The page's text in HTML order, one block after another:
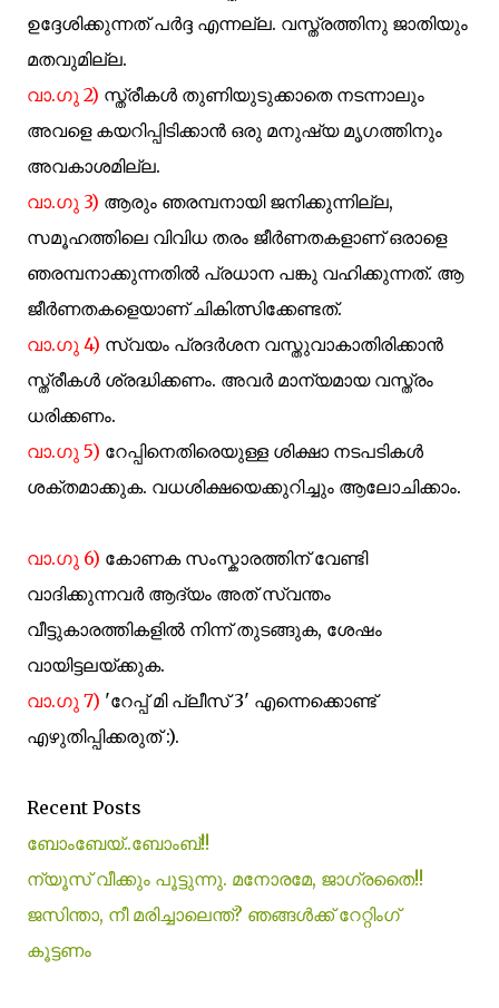
ഉദ്ദേശിക്കുന്നത് പര്‍ദ്ദ എന്നല്ല. വസ്ത്രത്തിനു ജാതിയും
മതവുമില്ല.
വാ.ഗു 2) സ്ത്രീകള്‍ തുണിയുടുക്കാതെ നടന്നാലും
അവളെ കയറിപ്പിടിക്കാന്‍ ഒരു മനുഷ്യ മൃഗത്തിനും
അവകാശമില്ല.
വാ.ഗു 3) ആരും ഞരമ്പനായി ജനിക്കുന്നില്ല,
സമൂഹത്തിലെ വിവിധ തരം ജീര്‍ണതകളാണ് ഒരാളെ
ഞരമ്പനാക്കുന്നതില്‍ പ്രധാന പങ്കു വഹിക്കുന്നത്. ആ
ജീര്‍ണതകളെയാണ് ചികിത്സിക്കേണ്ടത്.
വാ.ഗു 4) സ്വയം പ്രദര്‍ശന വസ്തുവാകാതിരിക്കാന്‍
സ്ത്രീകള്‍ ശ്രദ്ധിക്കണം. അവര്‍ മാന്യമായ വസ്ത്രം
ധരിക്കണം.
വാ.ഗു 5) റേപ്പിനെതിരെയുള്ള ശിക്ഷാ നടപടികള്‍
ശക്തമാക്കുക. വധശിക്ഷയെക്കുറിച്ചും ആലോചിക്കാം.
വാ.ഗു 6) കോണക സംസ്കാരത്തിന് വേണ്ടി
വാദിക്കുന്നവര്‍ ആദ്യം അത് സ്വന്തം
വീട്ടുകാരത്തികളില്‍ നിന്ന് തുടങ്ങുക, ശേഷം
വായിട്ടലയ്ക്കുക.
വാ.ഗു 7) 'റേപ്പ് മി പ്ലീസ് 3' എന്നെക്കൊണ്ട്
എഴുതിപ്പിക്കരുത് :).
Recent Posts
ബോംബേയ്..ബോംബ്‌!!
ന്യൂസ് വീക്കും പൂട്ടുന്നു. മനോരമേ, ജാഗ്രതൈ!!
ജസിന്താ, നീ മരിച്ചാലെന്ത്? ഞങ്ങള്‍ക്ക് റേറ്റിംഗ്
കൂട്ടണം